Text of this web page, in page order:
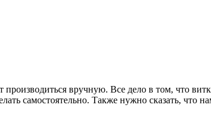
производиться вручную. Все дело в том, что
самостоятельно. Также нужно сказать, что